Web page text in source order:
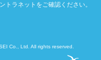
トラネットをご確認ください。
Co., Ltd. All rights reserved.